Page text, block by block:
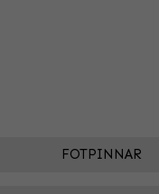
FOTPINNAR